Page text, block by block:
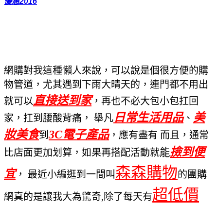
網購對我這種懶人來說，可以說是個很方便的購
物管道，尤其遇到下雨大晴天的 ，連門都不用出
就可以直接送到家，再也不必大包小包扛回
家，扛到腰酸背痛， 舉凡日常生活用品、 美
妝美食到 3C電子產品，應有盡有 而且，通常
比店面更加划算，如果再搭配活動就能撿到便
宜， 最近小編逛到一間叫森森購物的團購
網真的是讓我大為驚奇,除了每天有超低價